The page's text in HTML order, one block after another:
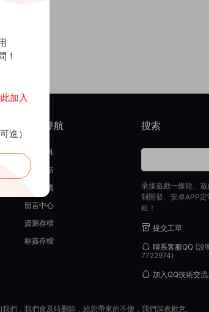
熱門導航
常用工具
最近更新
源碼團購
留言中心
資源存檔
标簽存檔
搜索
承接遊戲一條龍、
制開發、安卓APP
租！
提交工單
聯系客服QQ(說
7722974)
加入QQ技術交
們，我們會及時删除，給您帶來的不便，我們深表歉意。
！
加入
進）